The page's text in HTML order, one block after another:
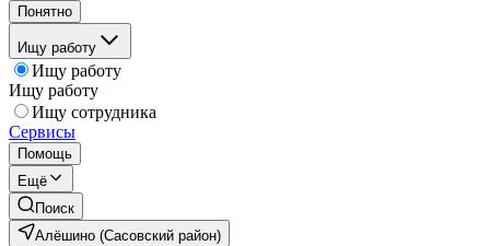
Понятно
Ищу работу
Ищу работу
Ищу работу
Ищу сотрудника
Сервисы
Помощь
Ещё
Поиск
Алёшино (Сасовский район)